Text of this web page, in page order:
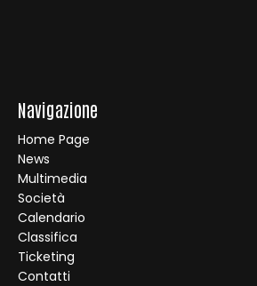
Navigazione
Home Page
News
Multimedia
Società
Calendario
Classifica
Ticketing
Contatti